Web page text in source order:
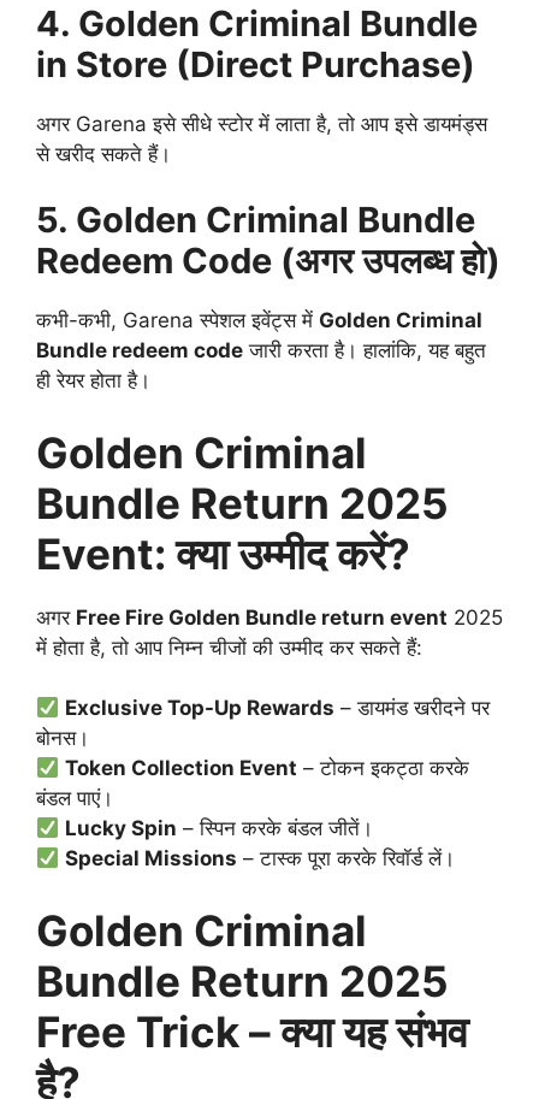
4. Golden Criminal Bundle
in Store (Direct Purchase)
अगर Garena इसे सीधे स्टोर में लाता है, तो आप इसे डायमंड्स
से खरीद सकते हैं।
5. Golden Criminal Bundle
Redeem Code (अगर उपलब्ध हो)
कभी-कभी, Garena स्पेशल इवेंट्स में Golden Criminal
Bundle redeem code जारी करता है। हालांकि, यह बहुत
ही रेयर होता है।
Golden Criminal
Bundle Return 2025
Event: क्या उम्मीद करें?
अगर Free Fire Golden Bundle return event 2025
में होता है, तो आप निम्न चीजों की उम्मीद कर सकते हैं:
Exclusive Top-Up Rewards – डायमंड खरीदने पर
बोनस।
Token Collection Event – टोकन इकट्ठा करके
बंडल पाएं।
Lucky Spin – स्पिन करके बंडल जीतें।
Special Missions – टास्क पूरा करके रिवॉर्ड लें।
Golden Criminal
Bundle Return 2025
Free Trick – क्या यह संभव
है?